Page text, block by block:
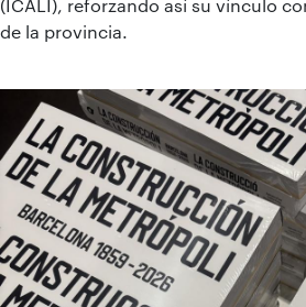
(ICALI), reforzando así su vínculo
de la provincia.